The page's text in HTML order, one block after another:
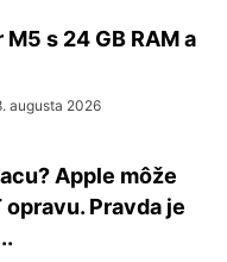
s 24 GB RAM a
augusta 2026
Apple môže
opravu. Pravda je